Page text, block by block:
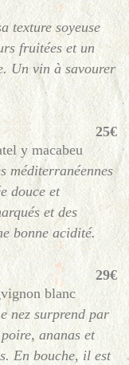
texture soyeuse
fruitées et un
Un vin à savourer
25€
y macabeu
méditerranéennes
douce et
et des
bonne acidité.
29€
blanc
nez surprend par
ananas et
En bouche, il est